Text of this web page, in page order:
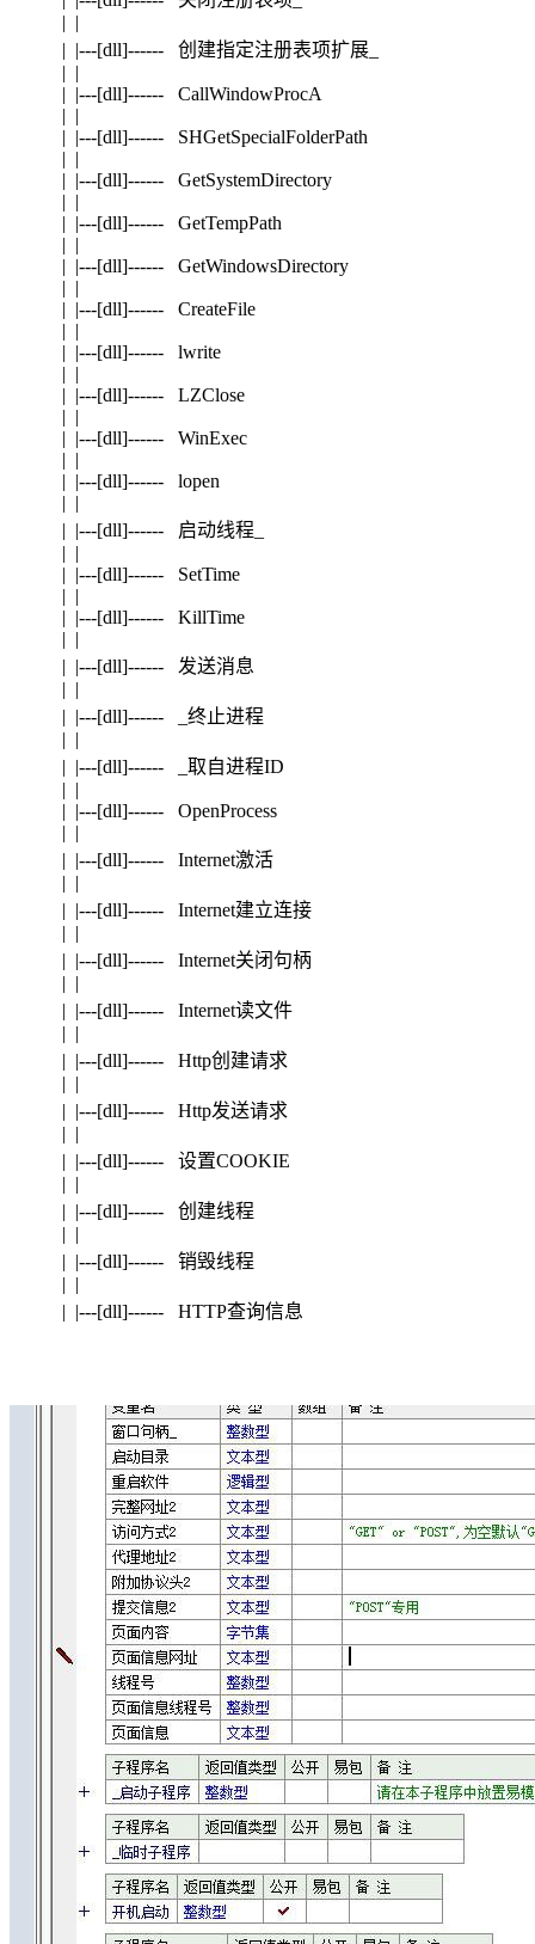
| |
| |---[dll]------ 创建指定注册表项扩展_
| |
| |---[dll]------ CallWindowProcA
| |
| |---[dll]------ SHGetSpecialFolderPath
| |
| |---[dll]------ GetSystemDirectory
| |
| |---[dll]------ GetTempPath
| |
| |---[dll]------ GetWindowsDirectory
| |
| |---[dll]------ CreateFile
| |
| |---[dll]------ lwrite
| |
| |---[dll]------ LZClose
| |
| |---[dll]------ WinExec
| |
| |---[dll]------ lopen
| |
| |---[dll]------ 启动线程_
| |
| |---[dll]------ SetTime
| |
| |---[dll]------ KillTime
| |
| |---[dll]------ 发送消息
| |
| |---[dll]------ _终止进程
| |
| |---[dll]------ _取自进程ID
| |
| |---[dll]------ OpenProcess
| |
| |---[dll]------ Internet激活
| |
| |---[dll]------ Internet建立连接
| |
| |---[dll]------ Internet关闭句柄
| |
| |---[dll]------ Internet读文件
| |
| |---[dll]------ Http创建请求
| |
| |---[dll]------ Http发送请求
| |
| |---[dll]------ 设置COOKIE
| |
| |---[dll]------ 创建线程
| |
| |---[dll]------ 销毁线程
| |
| |---[dll]------ HTTP查询信息